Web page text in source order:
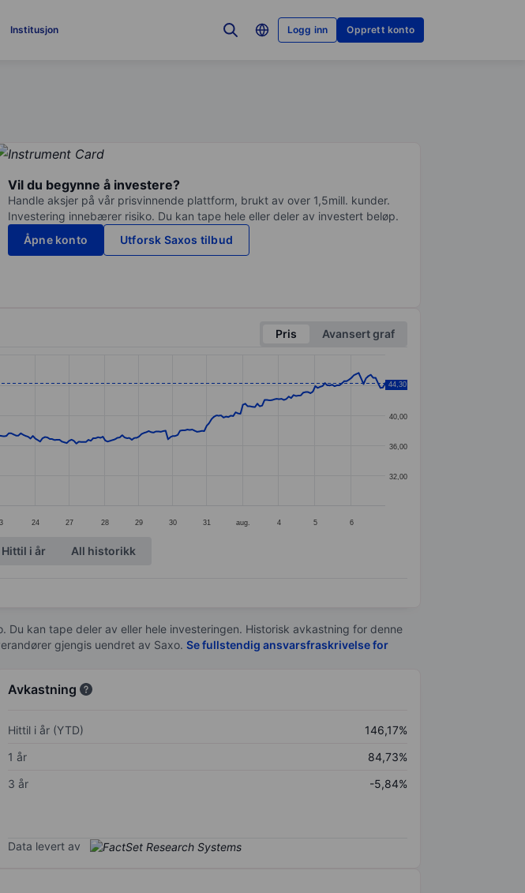
Institusjon Logg inn Opprett konto
Vil du begynne å investere?
Handle aksjer på vår prisvinnende plattform, brukt av over 1,5mill. kunder.
Investering innebærer risiko. Du kan tape hele eller deler av investert beløp.
Åpne konto
Utforsk Saxos tilbud
Pris
Avansert graf
24 27 28 29 30 31 aug. 4 5 6
32,00
36,00
40,00
44,00
44,30
Hittil i år All historikk
kan tape deler av eller hele investeringen. Historisk avkastning for denne
gjengis uendret av Saxo. Se fullstendig ansvarsfraskrivelse for
Avkastning
Hittil i år (YTD)
146,17%
1 år
84,73%
3 år
-5,84%
Data levert av